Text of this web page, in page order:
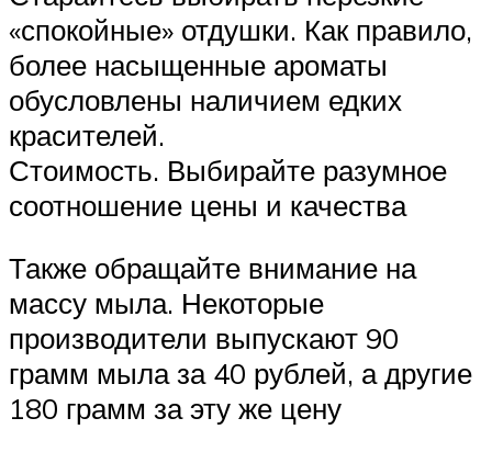
«спокойные» отдушки. Как правило,
более насыщенные ароматы
обусловлены наличием едких
красителей.
Стоимость. Выбирайте разумное
соотношение цены и качества
Также обращайте внимание на
массу мыла. Некоторые
производители выпускают 90
грамм мыла за 40 рублей, а другие
180 грамм за эту же цену